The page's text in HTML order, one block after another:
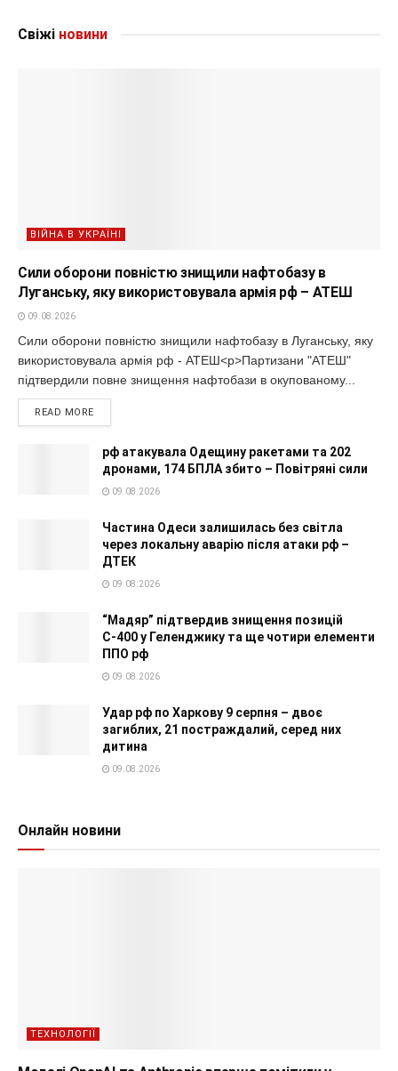
Свіжі новини
ВІЙНА В УКРАЇНІ
Сили оборони повністю знищили нафтобазу в
Луганську, яку використовувала армія рф – АТЕШ
09.08.2026
Сили оборони повністю знищили нафтобазу в Луганську, яку
використовувала армія рф - АТЕШ<p>Партизани "АТЕШ"
підтвердили повне знищення нафтобази в окупованому...
READ MORE
рф атакувала Одещину ракетами та 202
дронами, 174 БПЛА збито – Повітряні сили
09.08.2026
Частина Одеси залишилась без світла
через локальну аварію після атаки рф –
ДТЕК
09.08.2026
“Мадяр” підтвердив знищення позицій
С-400 у Геленджику та ще чотири елементи
ППО рф
09.08.2026
Удар рф по Харкову 9 серпня – двоє
загиблих, 21 постраждалий, серед них
дитина
09.08.2026
Онлайн новини
ТЕХНОЛОГІЇ